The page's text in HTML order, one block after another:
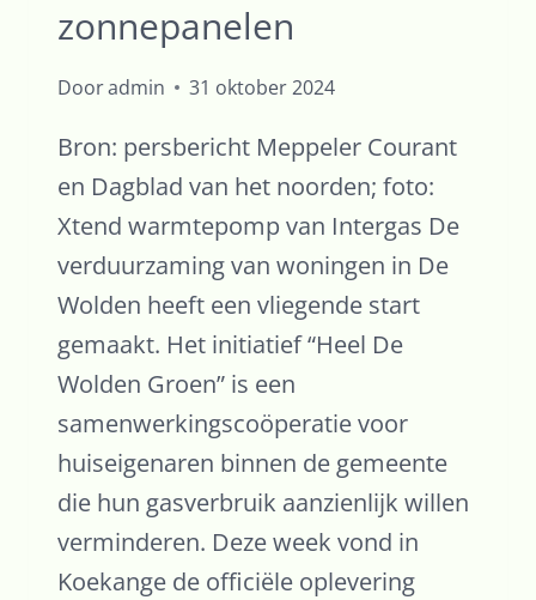
zonnepanelen
Dooradmin 31 oktober 2024
Bron: persbericht Meppeler Courant
en Dagblad van het noorden; foto:
Xtend warmtepomp van Intergas De
verduurzaming van woningen in De
Wolden heeft een vliegende start
gemaakt. Het initiatief “Heel De
Wolden Groen” is een
samenwerkingscoöperatie voor
huiseigenaren binnen de gemeente
die hun gasverbruik aanzienlijk willen
verminderen. Deze week vond in
Koekange de officiële oplevering